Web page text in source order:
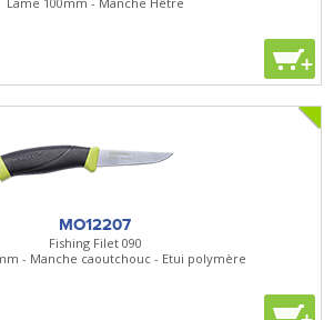
+
MO12207
Fishing Filet 090
- Manche caoutchouc - Etui polymère